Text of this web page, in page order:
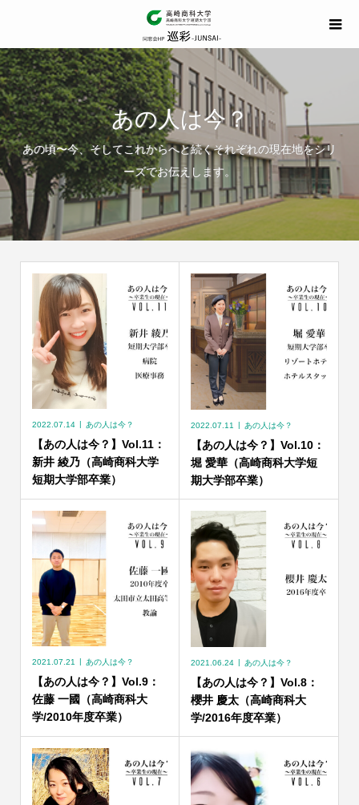
あの人は今？
あの頃〜今、そしてこれからへと続くそれぞれの現在地をシリ
ーズでお伝えします。
2022.07.14 あの人は今？
【あの人は今？】Vol.11：
新井 綾乃（高崎商科大学
短期大学部卒業）
2022.07.11 あの人は今？
【あの人は今？】Vol.10：
堀 愛華（高崎商科大学短
期大学部卒業）
2021.07.21 あの人は今？
【あの人は今？】Vol.9：
佐藤 一國（高崎商科大
学/2010年度卒業）
2021.06.24 あの人は今？
【あの人は今？】Vol.8：
櫻井 慶太（高崎商科大
学/2016年度卒業）